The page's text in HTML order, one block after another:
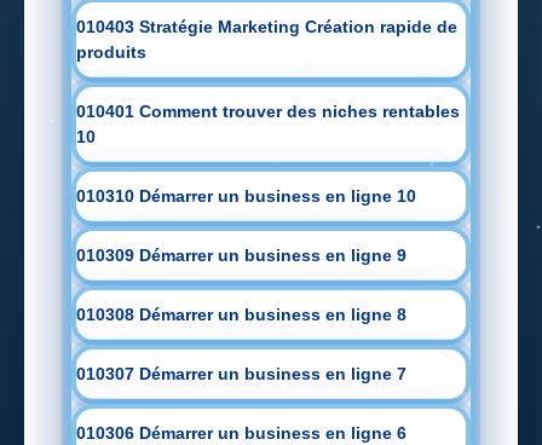
010403 Stratégie Marketing Création rapide de
produits
010401 Comment trouver des niches rentables
10
010310 Démarrer un business en ligne 10
010309 Démarrer un business en ligne 9
010308 Démarrer un business en ligne 8
010307 Démarrer un business en ligne 7
010306 Démarrer un business en ligne 6